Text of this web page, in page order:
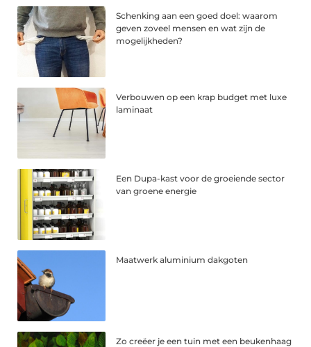
Schenking aan een goed doel: waarom
geven zoveel mensen en wat zijn de
mogelijkheden?
Verbouwen op een krap budget met luxe
laminaat
Een Dupa-kast voor de groeiende sector
van groene energie
Maatwerk aluminium dakgoten
Zo creëer je een tuin met een beukenhaag